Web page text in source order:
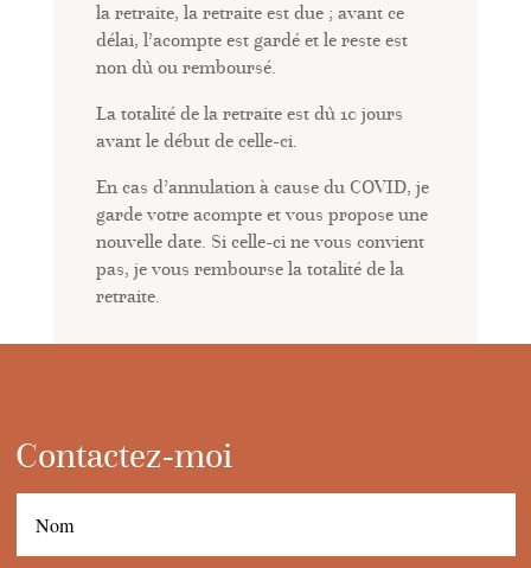
la retraite, la retraite est due ; avant ce
délai, l’acompte est gardé et le reste est
non dû ou remboursé.
La totalité de la retraite est dû 10 jours
avant le début de celle-ci.
En cas d’annulation à cause du COVID, je
garde votre acompte et vous propose une
nouvelle date. Si celle-ci ne vous convient
pas, je vous rembourse la totalité de la
retraite.
Contactez-moi